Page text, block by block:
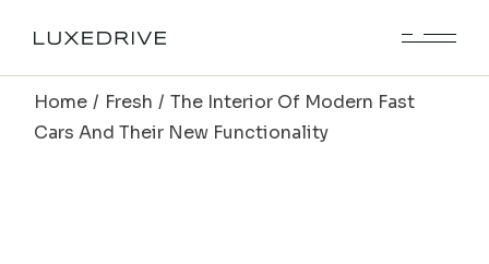
Home Fresh
The Interior Of Modern Fast
Cars And Their New Functionality